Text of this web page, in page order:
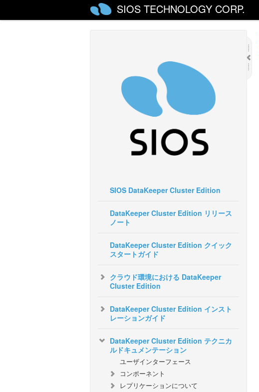
SIOS TECHNOLOGY CORP.
SIOS DataKeeper Cluster Edition
DataKeeper Cluster Edition リリース
ノート
DataKeeper Cluster Edition クイック
スタートガイド
クラウド環境における DataKeeper
Cluster Edition
DataKeeper Cluster Edition インスト
レーションガイド
DataKeeper Cluster Edition テクニカ
ルドキュメンテーション
ユーザインターフェース
コンポーネント
レプリケーションについて